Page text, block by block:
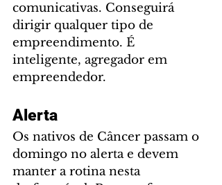
comunicativas. Conseguirá
dirigir qualquer tipo de
empreendimento. É
inteligente, agregador em
empreendedor.
Alerta
Os nativos de Câncer passam o
domingo no alerta e devem
manter a rotina nesta